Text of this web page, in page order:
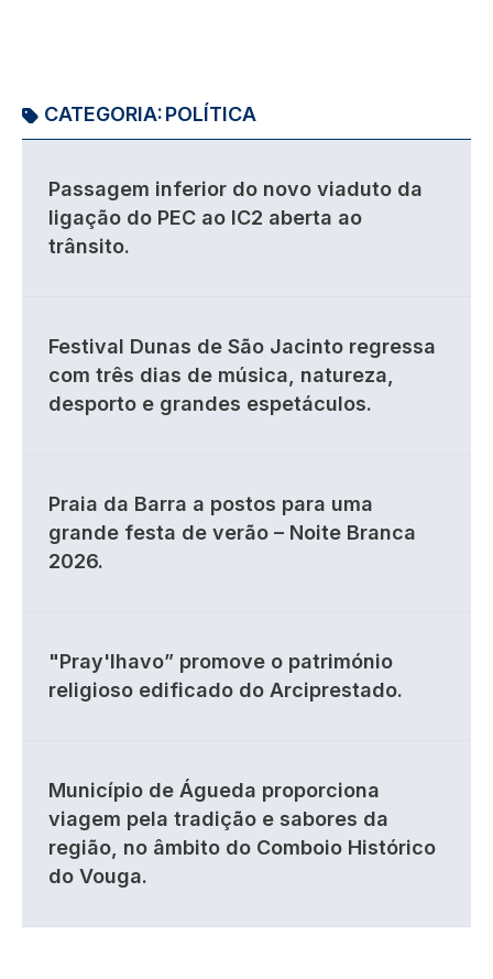
CATEGORIA:POLÍTICA
Passagem inferior do novo viaduto da
ligação do PEC ao IC2 aberta ao
trânsito.
Festival Dunas de São Jacinto regressa
com três dias de música, natureza,
desporto e grandes espetáculos.
Praia da Barra a postos para uma
grande festa de verão – Noite Branca
2026.
"Pray'lhavo” promove o património
religioso edificado do Arciprestado.
Município de Águeda proporciona
viagem pela tradição e sabores da
região, no âmbito do Comboio Histórico
do Vouga.